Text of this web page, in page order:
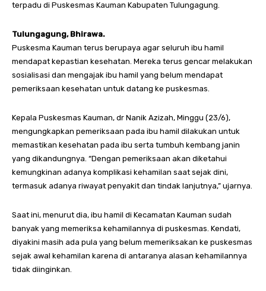
terpadu di Puskesmas Kauman Kabupaten Tulungagung.
Tulungagung, Bhirawa.
Puskesma Kauman terus berupaya agar seluruh ibu hamil
mendapat kepastian kesehatan. Mereka terus gencar melakukan
sosialisasi dan mengajak ibu hamil yang belum mendapat
pemeriksaan kesehatan untuk datang ke puskesmas.
Kepala Puskesmas Kauman, dr Nanik Azizah, Minggu (23/6),
mengungkapkan pemeriksaan pada ibu hamil dilakukan untuk
memastikan kesehatan pada ibu serta tumbuh kembang janin
yang dikandungnya. “Dengan pemeriksaan akan diketahui
kemungkinan adanya komplikasi kehamilan saat sejak dini,
termasuk adanya riwayat penyakit dan tindak lanjutnya,” ujarnya.
Saat ini, menurut dia, ibu hamil di Kecamatan Kauman sudah
banyak yang memeriksa kehamilannya di puskesmas. Kendati,
diyakini masih ada pula yang belum memeriksakan ke puskesmas
sejak awal kehamilan karena di antaranya alasan kehamilannya
tidak diinginkan.